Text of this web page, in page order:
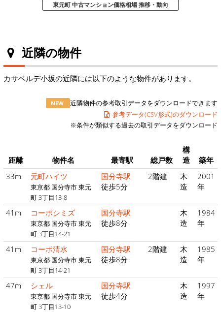
東元町 中古マンション価格相場 推移・動向
近隣の物件
カサベルデ小坂の近隣には以下のような物件があります。
NEW
近隣物件の参考取引データをダウンロードできます
参考データ(CSV形式)のダウンロード
※条件が類似する過去の取引データをダウンロード
距離 物件名 最寄駅 総戸数
構
造
築年
33m
元町ハイツ
東京都 国分寺市 東元
町 3丁目13-8
国分寺駅
徒歩5分
2階建
木
造
2001
年
41m コーポシミズ
東京都 国分寺市 東元
町 3丁目14-21
国分寺駅
徒歩8分
木
造
1984
年
41m コーポ清水
東京都 国分寺市 東元
町 3丁目14-21
国分寺駅
徒歩8分
2階建
木
造
1985
年
47m シェル
東京都 国分寺市 東元
町 3丁目13-10
国分寺駅
徒歩4分
木
造
1997
年